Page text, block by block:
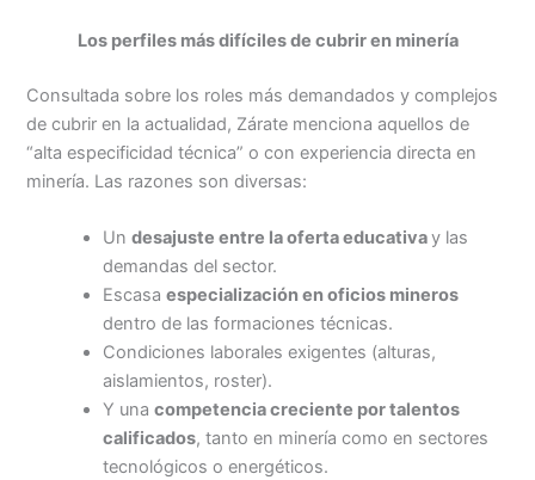
Los perfiles más difíciles de cubrir en minería
Consultada sobre los roles más demandados y complejos
de cubrir en la actualidad, Zárate menciona aquellos de
“alta especificidad técnica” o con experiencia directa en
minería. Las razones son diversas:
Undesajuste entre la oferta educativay las
demandas del sector.
Escasaespecialización en oficios mineros
dentro de las formaciones técnicas.
Condiciones laborales exigentes (alturas,
aislamientos, roster).
Y unacompetencia creciente por talentos
calificados, tanto en minería como en sectores
tecnológicos o energéticos.